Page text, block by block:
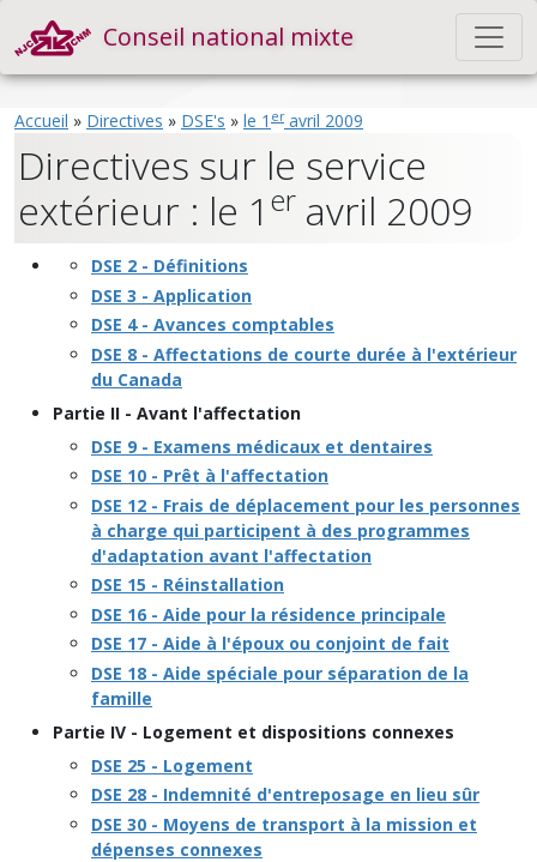
Conseil national mixte
Accueil » Directives » DSE's » le 1 eravril 2009
Directives sur le service
extérieur : le 1 er avril 2009
DSE 2 - Définitions
DSE 3 - Application
DSE 4 - Avances comptables
DSE 8 - Affectations de courte durée à l'extérieur
du Canada
Partie II - Avant l'affectation
DSE 9 - Examens médicaux et dentaires
DSE 10 - Prêt à l'affectation
DSE 12 - Frais de déplacement pour les personnes
à charge qui participent à des programmes
d'adaptation avant l'affectation
DSE 15 - Réinstallation
DSE 16 - Aide pour la résidence principale
DSE 17 - Aide à l'époux ou conjoint de fait
DSE 18 - Aide spéciale pour séparation de la
famille
Partie IV - Logement et dispositions connexes
DSE 25 - Logement
DSE 28 - Indemnité d'entreposage en lieu sûr
DSE 30 - Moyens de transport à la mission et
dépenses connexes